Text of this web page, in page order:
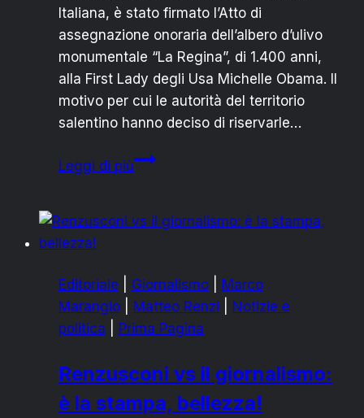
Italiana, è stato firmato l’Atto di
assegnazione onoraria dell’albero d’ulivo
monumentale “La Regina”, di 1.400 anni,
alla First Lady degli Usa Michelle Obama. Il
motivo per cui le autorità del territorio
salentino hanno deciso di riservarle…
Leggi di piùLECCE:
MICHELLE
MONUMENTALE
Editoriale Giornalismo
Marco
Marangio
Matteo Renzi
Notizie e
politica
Prima Pagina
Renzusconi vs il giornalismo:
è la stampa, bellezza!